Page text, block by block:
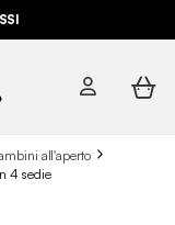
all'aperto
4 sedie